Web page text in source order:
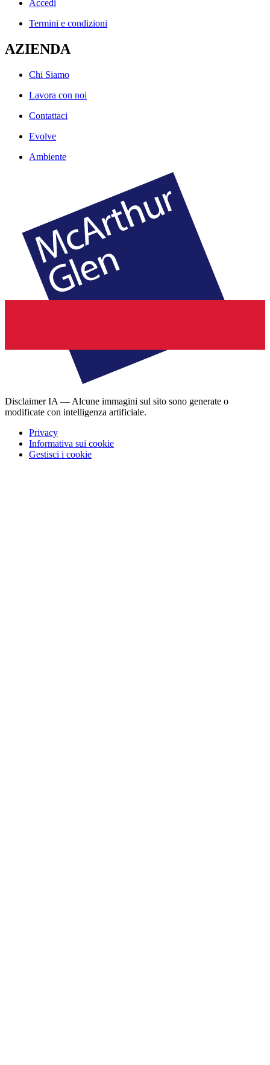
Accedi
Termini e condizioni
AZIENDA
Chi Siamo
Lavora con noi
Contattaci
Evolve
Ambiente
Disclaimer IA — Alcune immagini sul sito sono generate o
modificate con intelligenza artificiale.
Privacy
Informativa sui cookie
Gestisci i cookie